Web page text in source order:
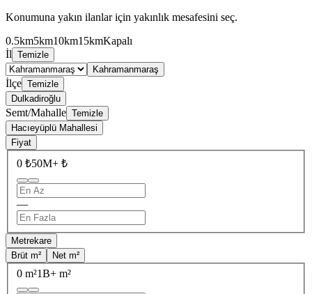
Konumuna yakın ilanlar için yakınlık mesafesini seç.
0.5km5km10km15kmKapalı
İl Temizle
Kahramanmaraş
İlçe Temizle
Dulkadiroğlu
Semt/Mahalle Temizle
Hacıeyüplü Mahallesi
Fiyat
0 ₺50M+ ₺
—
Metrekare
Brüt m²
Net m²
0 m²1B+ m²